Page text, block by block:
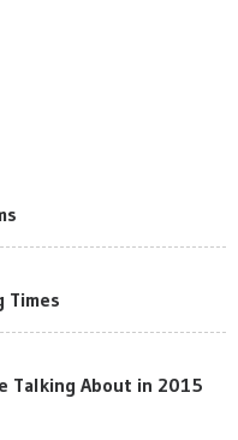
Times
Talking About in 2015